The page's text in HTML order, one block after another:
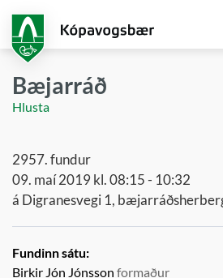
aðalefni
Bæjarráð
Hlusta
2957. fundur
09. maí 2019 kl. 08:15 - 10:32
á Digranesvegi 1,
Fundinn sátu:
Birkir Jón Jónsson formaður